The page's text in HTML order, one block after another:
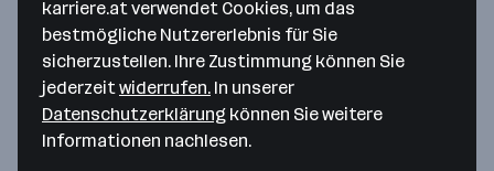
Ansprechperson
Du hast Fragen?
Wir helfen dir gerne weiter!
karriere.at verwendet Cookies, um das
bestmögliche Nutzererlebnis für Sie
sicherzustellen. Ihre Zustimmung können Sie
jederzeitwiderrufen. In unserer
Datenschutzerklärung können Sie weitere
Informationen nachlesen.